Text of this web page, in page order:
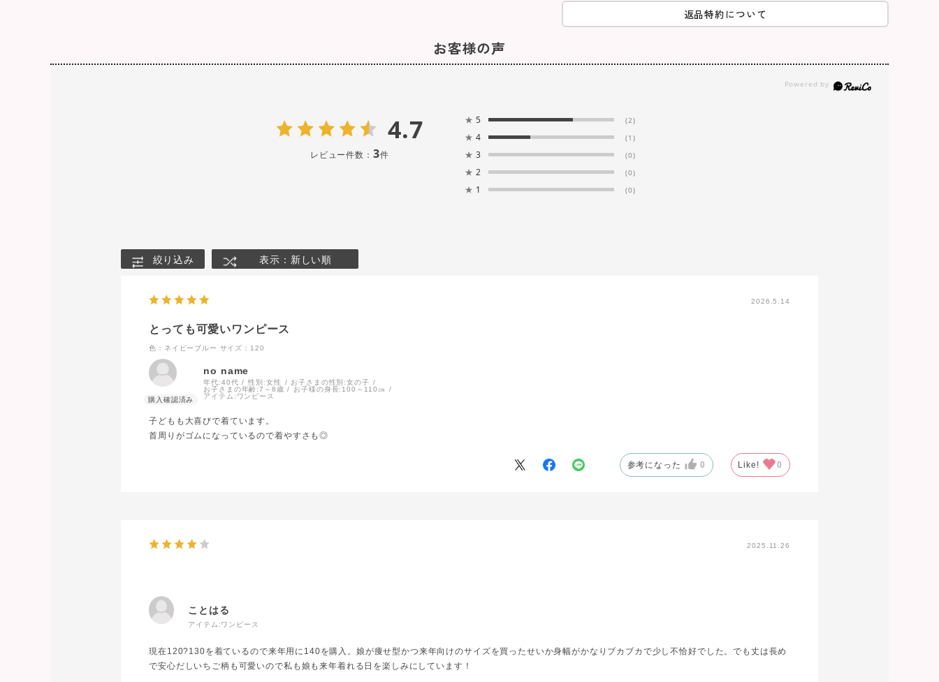
返品特約について
お客様の声
4.7
レビュー件数： 3件
★ 5 (2)
★ 4 (1)
★ 3 (0)
★ 2 (0)
★ 1 (0)
絞り込み 表示：新しい順
2026.5.14
とっても可愛いワンピース
色：ネイビーブルー サイズ：120
no name
年代:40代 性別:女性 お子さまの性別:女の子
お子さまの年齢:7～8歳 お子様の身長: 100～110㎝
アイテム: ワンピース
子どもも大喜びで着ています。
首周りがゴムになっているので着やすさも◎
参考になった 0 Like! 0
2025.11.26
ことはる
アイテム:ワンピース
現在120?130を着ているので来年用に140を購入。娘が痩せ型かつ来年向けのサイズを買ったせいか身幅がかなりブカブカで少し不恰好でした。でも丈は長め
で安心だしいちご柄も可愛いので私も娘も来年着れる日を楽しみにしています！